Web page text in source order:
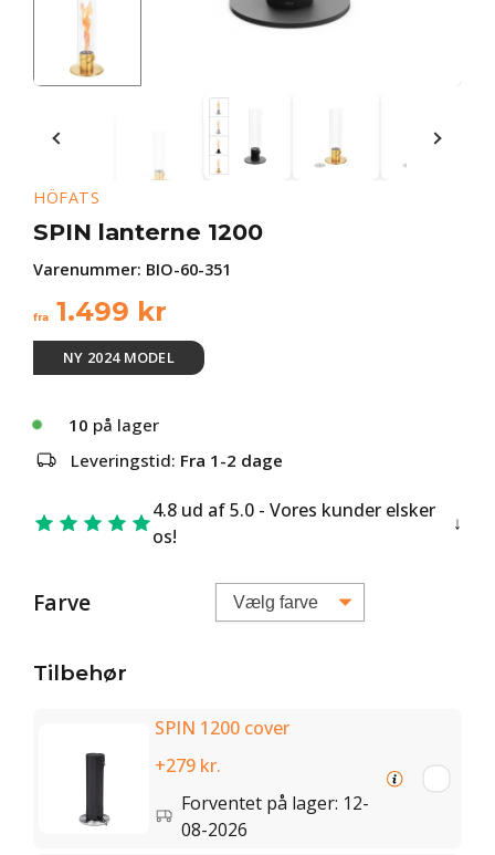
HÖFATS
SPIN lanterne 1200
Varenummer: BIO-60-351
fra 1.499 kr
NY 2024 MODEL
10 på lager
Leveringstid: Fra 1-2 dage
4.8 ud af 5.0 - Vores kunder elsker
os!
Farve
Tilbehør
SPIN 1200 cover
+279 kr.
Forventet på lager: 12-
08-2026